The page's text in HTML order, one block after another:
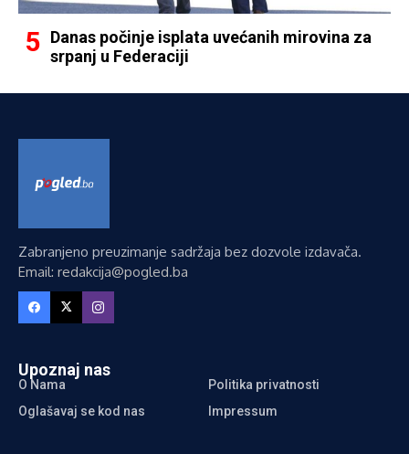
Danas počinje isplata uvećanih mirovina za
srpanj u Federaciji
Zabranjeno preuzimanje sadržaja bez dozvole izdavača.
Email: redakcija@pogled.ba
Upoznaj nas
O Nama
Politika privatnosti
Oglašavaj se kod nas
Impressum